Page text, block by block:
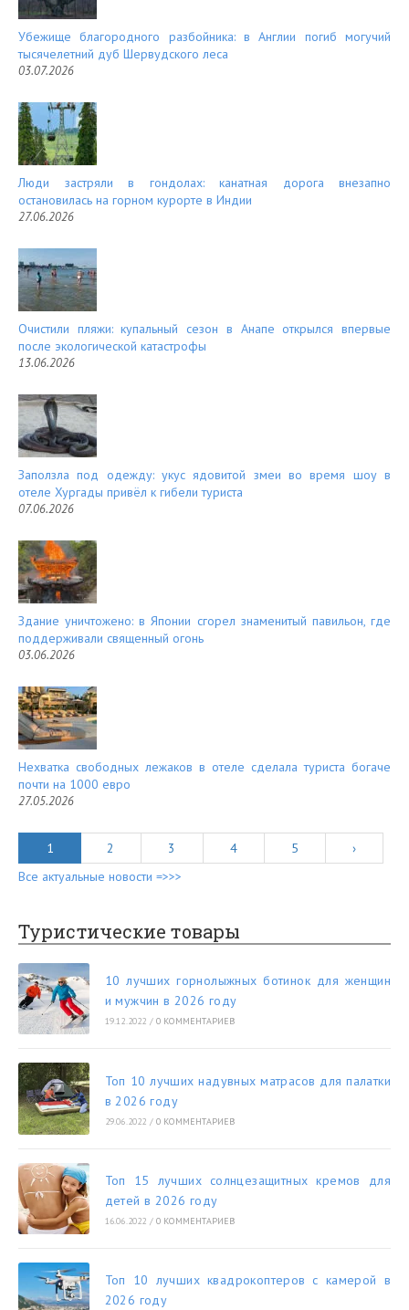
Убежище благородного разбойника: в Англии погиб могучий
тысячелетний дуб Шервудского леса
03.07.2026
Люди застряли в гондолах: канатная дорога внезапно
остановилась на горном курорте в Индии
27.06.2026
Очистили пляжи: купальный сезон в Анапе открылся впервые
после экологической катастрофы
13.06.2026
Заползла под одежду: укус ядовитой змеи во время шоу в
отеле Хургады привёл к гибели туриста
07.06.2026
Здание уничтожено: в Японии сгорел знаменитый павильон, где
поддерживали священный огонь
03.06.2026
Нехватка свободных лежаков в отеле сделала туриста богаче
почти на 1000 евро
27.05.2026
1 2 3 4 5
›
Все актуальные новости =>>>
Туристические товары
10 лучших горнолыжных ботинок для женщин
и мужчин в 2026 году
19.12.2022 / 0 КОММЕНТАРИЕВ
Топ 10 лучших надувных матрасов для палатки
в 2026 году
29.06.2022 / 0 КОММЕНТАРИЕВ
Топ 15 лучших солнцезащитных кремов для
детей в 2026 году
16.06.2022 / 0 КОММЕНТАРИЕВ
Топ 10 лучших квадрокоптеров с камерой в
2026 году